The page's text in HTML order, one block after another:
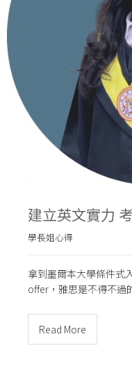
建立英文實力
學長姐心得
拿到墨爾本大學條件式
offer，雅思是不得不過
Read More